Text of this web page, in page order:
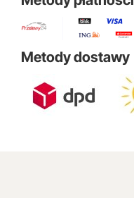
Metody dostawy